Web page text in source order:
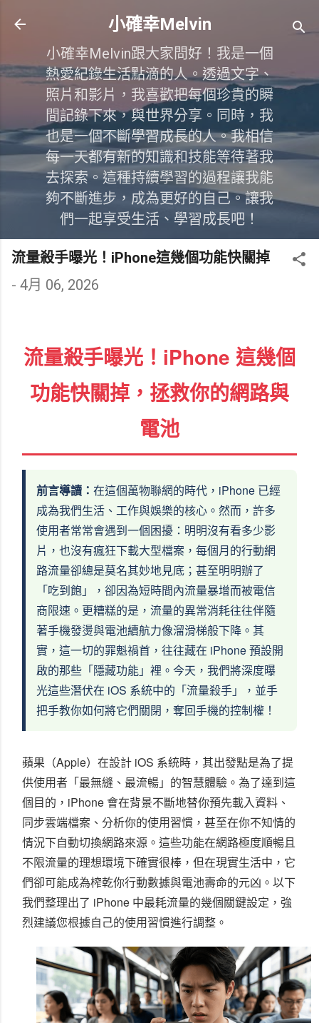
跳到主要內容
小確幸Melvin
小確幸Melvin跟大家問好！我是一個
熱愛紀錄生活點滴的人。透過文字、
照片和影片，我喜歡把每個珍貴的瞬
間記錄下來，與世界分享。同時，我
也是一個不斷學習成長的人。我相信
每一天都有新的知識和技能等待著我
去探索。這種持續學習的過程讓我能
夠不斷進步，成為更好的自己。讓我
們一起享受生活、學習成長吧！
流量殺手曝光！iPhone這幾個功能快關掉
- 4月 06, 2026
流量殺手曝光！iPhone 這幾個
功能快關掉，拯救你的網路與
電池
前言導讀： 在這個萬物聯網的時代，iPhone 已經
成為我們生活、工作與娛樂的核心。然而，許多
使用者常常會遇到一個困擾：明明沒有看多少影
片，也沒有瘋狂下載大型檔案，每個月的行動網
路流量卻總是莫名其妙地見底；甚至明明辦了
「吃到飽」，卻因為短時間內流量暴增而被電信
商限速。更糟糕的是，流量的異常消耗往往伴隨
著手機發燙與電池續航力像溜滑梯般下降。其
實，這一切的罪魁禍首，往往藏在 iPhone 預設開
啟的那些「隱藏功能」裡。今天，我們將深度曝
光這些潛伏在 iOS 系統中的「流量殺手」，並手
把手教你如何將它們關閉，奪回手機的控制權！
蘋果（Apple）在設計 iOS 系統時，其出發點是為了提
供使用者「最無縫、最流暢」的智慧體驗。為了達到這
個目的，iPhone 會在背景不斷地替你預先載入資料、
同步雲端檔案、分析你的使用習慣，甚至在你不知情的
情況下自動切換網路來源。這些功能在網路極度順暢且
不限流量的理想環境下確實很棒，但在現實生活中，它
們卻可能成為榨乾你行動數據與電池壽命的元凶。以下
我們整理出了 iPhone 中最耗流量的幾個關鍵設定，強
烈建議您根據自己的使用習慣進行調整。